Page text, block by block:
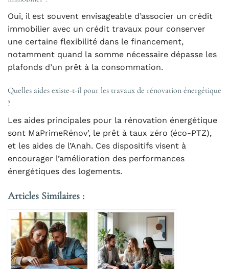
Oui, il est souvent envisageable d’associer un crédit
immobilier avec un crédit travaux pour conserver
une certaine flexibilité dans le financement,
notamment quand la somme nécessaire dépasse les
plafonds d’un prêt à la consommation.
Quelles aides existe-t-il pour les travaux de rénovation énergétique
?
Les aides principales pour la rénovation énergétique
sont MaPrimeRénov’, le prêt à taux zéro (éco-PTZ),
et les aides de l’Anah. Ces dispositifs visent à
encourager l’amélioration des performances
énergétiques des logements.
Articles Similaires :